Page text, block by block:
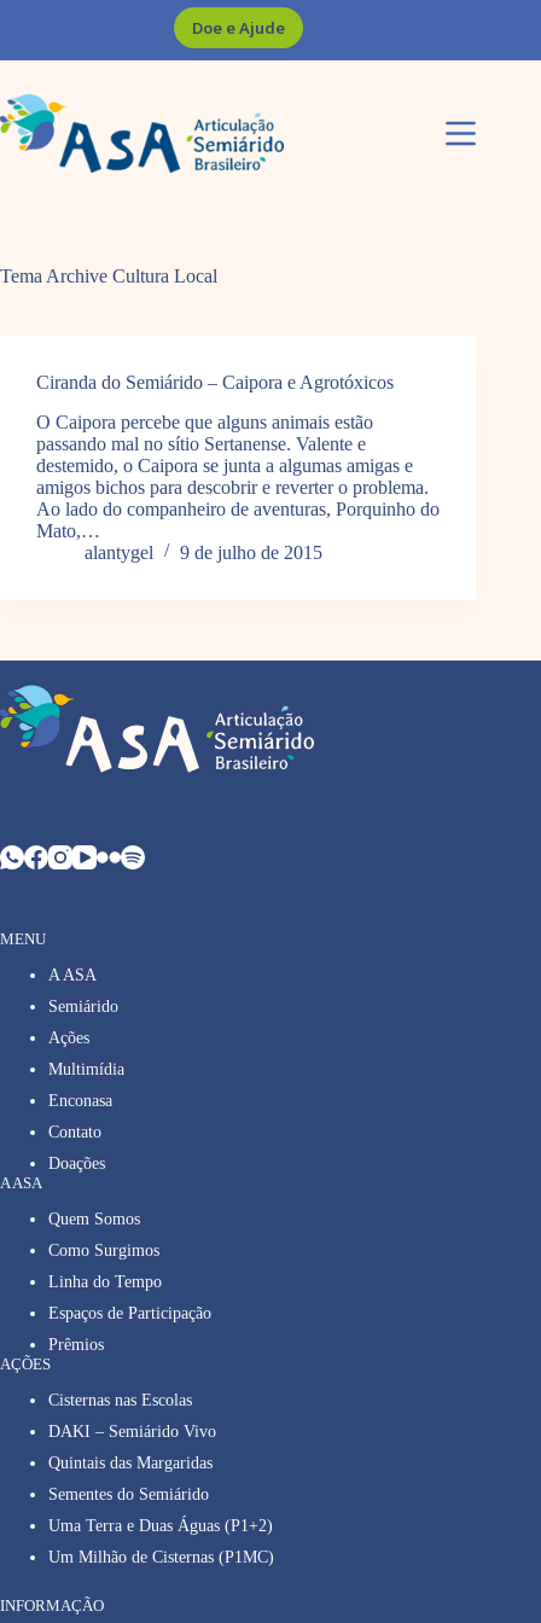
Doe e Ajude
Tema Archive Cultura Local
Ciranda do Semiárido – Caipora e Agrotóxicos
O Caipora percebe que alguns animais estão
passando mal no sítio Sertanense. Valente e
destemido, o Caipora se junta a algumas amigas e
amigos bichos para descobrir e reverter o problema.
Ao lado do companheiro de aventuras, Porquinho do
Mato,…
alantygel
9 de julho de 2015
MENU
A ASA
Semiárido
Ações
Multimídia
Enconasa
Contato
Doações
A ASA
Quem Somos
Como Surgimos
Linha do Tempo
Espaços de Participação
Prêmios
AÇÕES
Cisternas nas Escolas
DAKI – Semiárido Vivo
Quintais das Margaridas
Sementes do Semiárido
Uma Terra e Duas Águas (P1+2)
Um Milhão de Cisternas (P1MC)
INFORMAÇÃO